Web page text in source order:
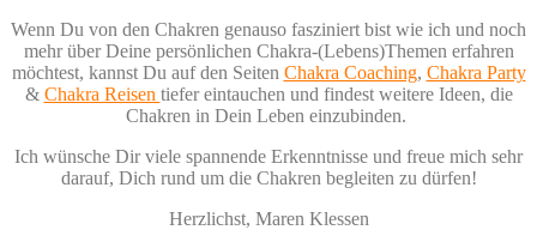
Wenn Du von den Chakren genauso fasziniert bist wie ich und noch
mehr über Deine persönlichen Chakra-(Lebens)Themen erfahren
möchtest, kannst Du auf den Seiten Chakra Coaching, Chakra Party
& Chakra Reisen tiefer eintauchen und findest weitere Ideen, die
Chakren in Dein Leben einzubinden.
Ich wünsche Dir viele spannende Erkenntnisse und freue mich sehr
darauf, Dich rund um die Chakren begleiten zu dürfen!
Herzlichst, Maren Klessen